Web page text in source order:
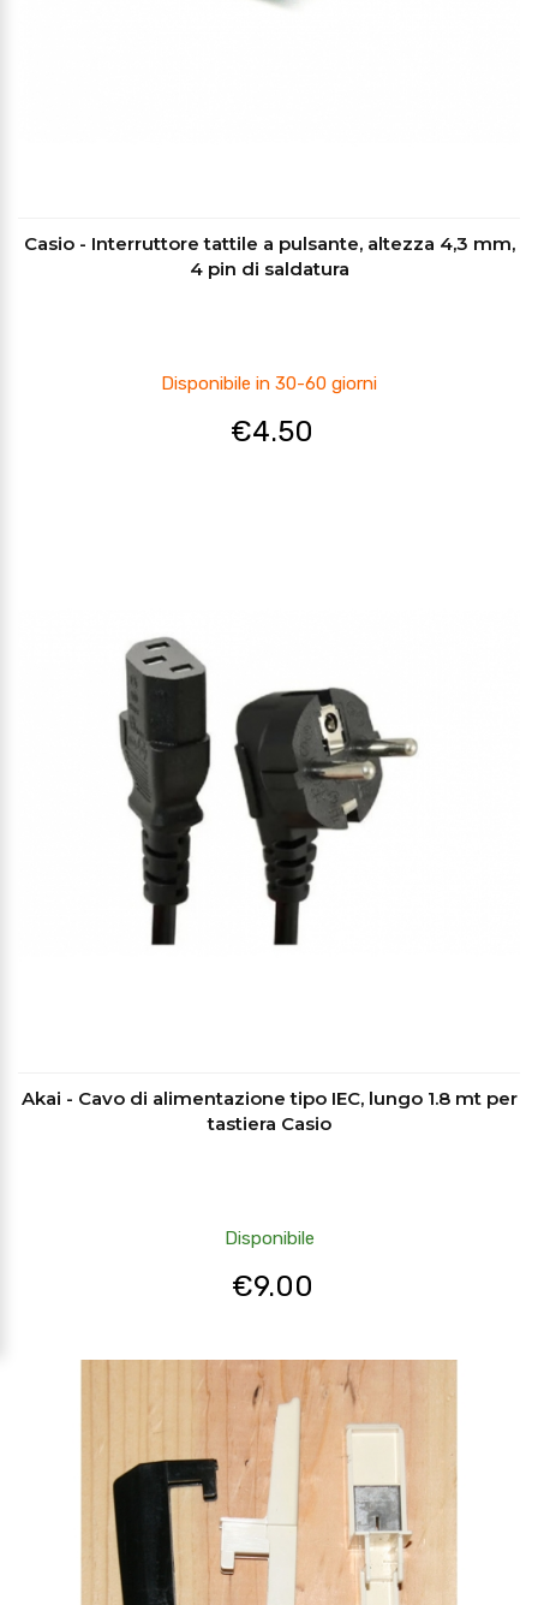
Casio - Interruttore tattile a pulsante, altezza 4,3 mm,
4 pin di saldatura
Disponibile in 30-60 giorni
€4.50
Akai - Cavo di alimentazione tipo IEC, lungo 1.8 mt per
tastiera Casio
Disponibile
€9.00